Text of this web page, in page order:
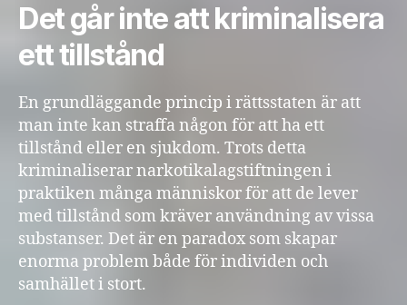
Det går inte att kriminalisera
ett tillstånd
En grundläggande princip i rättsstaten är att
man inte kan straffa någon för att ha ett
tillstånd eller en sjukdom. Trots detta
kriminaliserar narkotikalagstiftningen i
praktiken många människor för att de lever
med tillstånd som kräver användning av vissa
substanser. Det är en paradox som skapar
enorma problem både för individen och
samhället i stort.